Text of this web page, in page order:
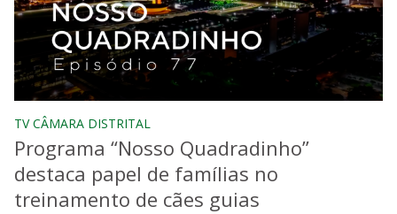
TV CÂMARA DISTRITAL
Programa “Nosso Quadradinho”
destaca papel de famílias no
treinamento de cães guias